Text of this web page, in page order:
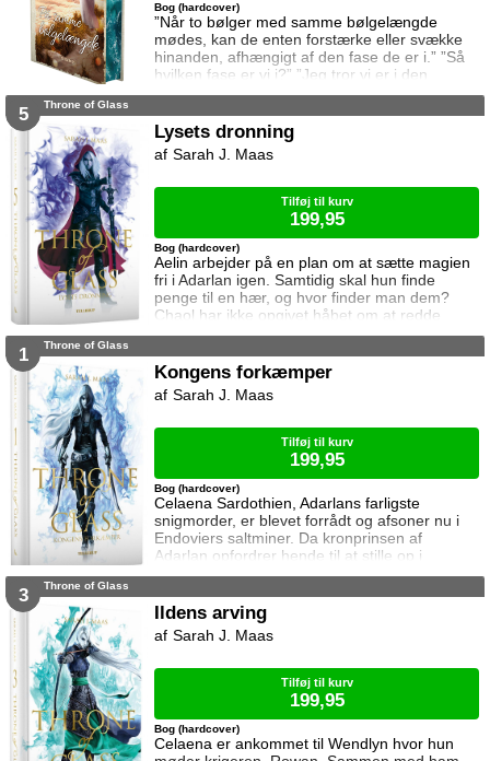
”Når to bølger med samme bølgelængde
mødes, kan de enten forstærke eller svække
hinanden, afhængigt af den fase de er i.” ”Så
hvilken fase er vi i?” ”Jeg tror vi er i den
samme fase.” To ting er vigtige for Elina da
sætte sin afdøde fars hus til salg. Salget skal
gå hurtigt, og hendes ophold skal være kort.
Elina har ikke besøgt byen siden hendes far
Bog (hardcover)
5 Throne of Glass
Lysets dronning
Aelin arbejder på en plan om at sætte magien
fri i Adarlan igen. Samtidig skal hun finde
penge til en hær, og hvor finder man dem?
Chaol har ikke opgivet håbet om at redde
Dorian. Det bliver dog konstant sværere at
ønskedrøm, for prinsen lader til at have
opgivet kampen. Manon plages af
samvittighedskvaler og presses fra alle sider.
Bog (hardcover)
Sarah J. Maas
Tilføj til kurv
199,95
1 Throne of Glass
Kongens forkæmper
Celaena Sardothien, Adarlans farligste
snigmorder, er blevet forrådt og afsoner nu i
Endoviers saltminer. Da kronprinsen af
Adarlan opfordrer hende til at stille op i
konkurrencen om at blive kongens forkæmper,
frihed. For at vinde skal hun slå sine barske
modstandere, der alle er mandlige lejesoldater
og kriminelle, som bestemt ikke tøver med at
Bog (hardcover)
Sarah J. Maas
Tilføj til kurv
199,95
3 Throne of Glass
Ildens arving
Celaena er ankommet til Wendlyn hvor hun
Bog (hardcover)
Sarah J. Maas
Tilføj til kurv
199,95